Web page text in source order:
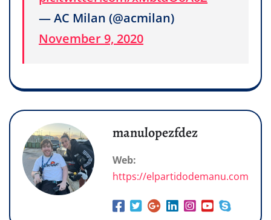
— AC Milan (@acmilan)
November 9, 2020
manulopezfdez
Web:
https://elpartidodemanu.com